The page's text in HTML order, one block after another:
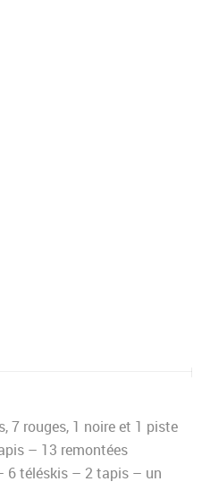
7 rouges, 1 noire et 1 piste
– 13 remontées
6 téléskis – 2 tapis – un